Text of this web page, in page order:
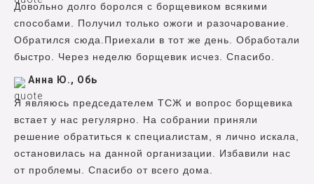
Довольно долго боролся с борщевиком всякими
способами. Получил только ожоги и разочарование.
Обратился сюда.Приехали в тот же день. Обработали
быстро. Через неделю борщевик исчез. Спасибо.
Анна Ю., Обь
Я являюсь председателем ТСЖ и вопрос борщевика
встает у нас регулярно. На собрании приняли
решение обратиться к специалистам, я лично искала,
остановилась на данной организации. Избавили нас
от проблемы. Спасибо от всего дома.